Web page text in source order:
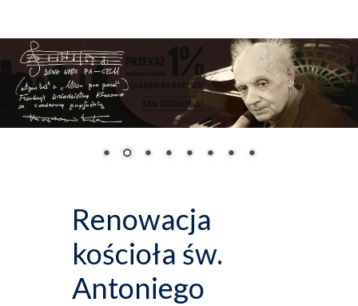
Renowacja
kościoła św.
Antoniego